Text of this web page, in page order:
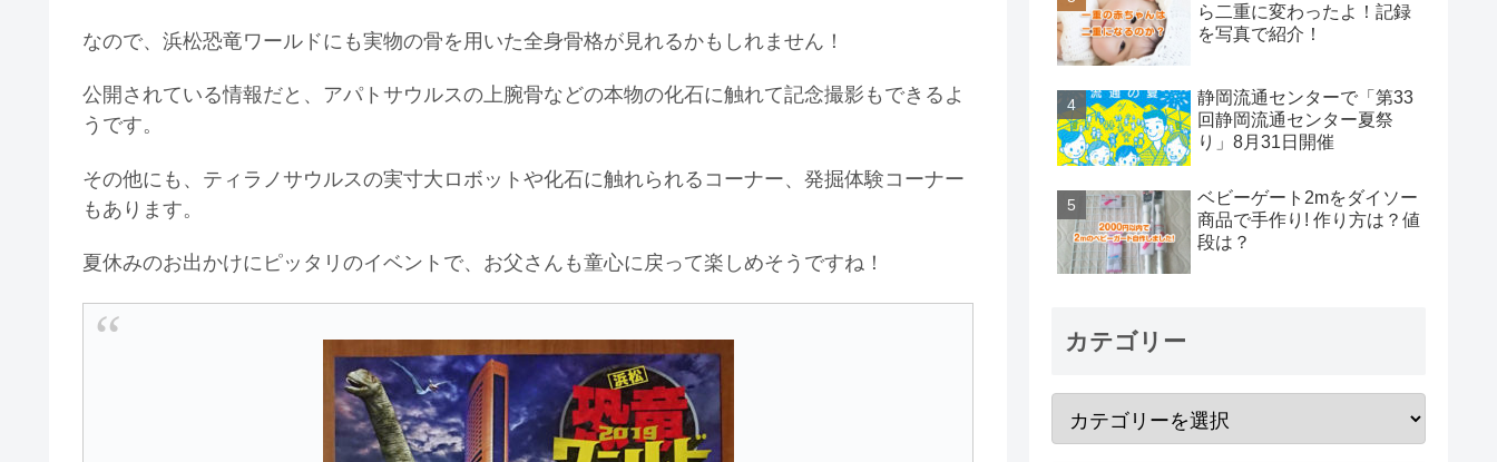
なので、浜松恐竜ワールドにも実物の骨を用いた全身骨格が見れるかもしれません！
公開されている情報だと、アパトサウルスの上腕骨などの本物の化石に触れて記念撮影もできるよ
うです。
その他にも、ティラノサウルスの実寸大ロボットや化石に触れられるコーナー、発掘体験コーナー
もあります。
夏休みのお出かけにピッタリのイベントで、お父さんも童心に戻って楽しめそうですね！
ら二重に変わったよ！記録
を写真で紹介！
静岡流通センターで「第33
回静岡流通センター夏祭
り」8月31日開催
ベビーゲート2mをダイソー
商品で手作り! 作り方は？値
段は？
カテゴリー